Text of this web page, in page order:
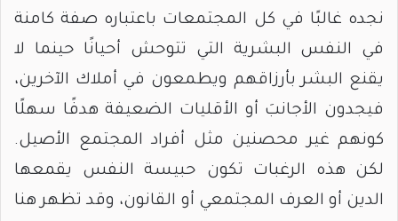
نجده غالبًا في كل المجتمعات باعتباره صفة كامنة
في النفس البشرية التي تتوحش أحيانًا حينما لا
يقنع البشر بأرزاقهم ويطمعون في أملاك الآخرين،
فيجدون الأجانبَ أو الأقليات الضعيفة هدفًا سهلًا
كونهم غير محصنين مثل أفراد المجتمع الأصيل.
لكن هذه الرغبات تكون حبيسة النفس يقمعها
الدين أو العرف المجتمعي أو القانون، وقد تظهر هنا